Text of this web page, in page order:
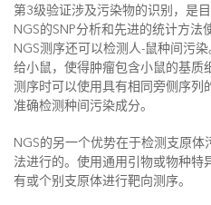
第3级验证涉及污染物的识别，是
NGS的SNP分析和先进的统计方法
NGS测序还可以检测人-鼠种间污
给小鼠，使得肿瘤包含小鼠的基质
测序时可以使用具有相同旁侧序列
准确检测种间污染成分。
NGS的另一个优势在于检测支原体
法进行的。使用通用引物或物种
有或个别支原体进行靶向测序。